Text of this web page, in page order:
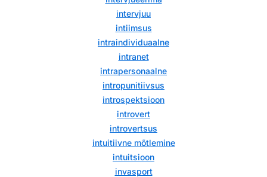
intervjuu
intiimsus
intraindividuaalne
intranet
intrapersonaalne
intropunitiivsus
introspektsioon
introvert
introvertsus
intuitiivne mõtlemine
intuitsioon
invasport